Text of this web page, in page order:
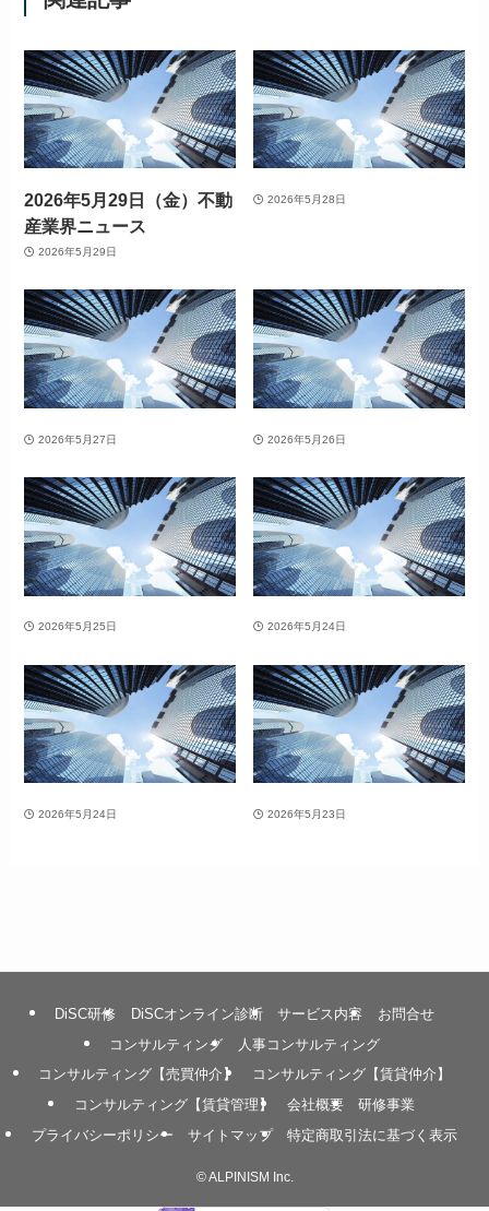
2026年5月29日（金）不動
産業界ニュース
2026年5月29日
2026年5月28日
2026年5月27日 2026年5月26日
2026年5月25日 2026年5月24日
2026年5月24日 2026年5月23日
DiSC研修 DiSCオンライン診断 サービス内容
お問合せ
コンサルティング
人事コンサルティング
コンサルティング【売買仲介】
コンサルティング【賃貸仲介】
コンサルティング【賃貸管理】
会社概要
研修事業
プライバシーポリシー
サイトマップ 特定商取引法に基づく表示
©ALPINISM Inc.